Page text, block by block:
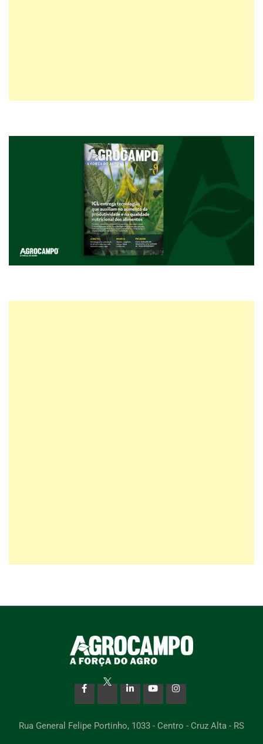
Rua General Felipe Portinho, 1033 - Centro - Cruz Alta - RS